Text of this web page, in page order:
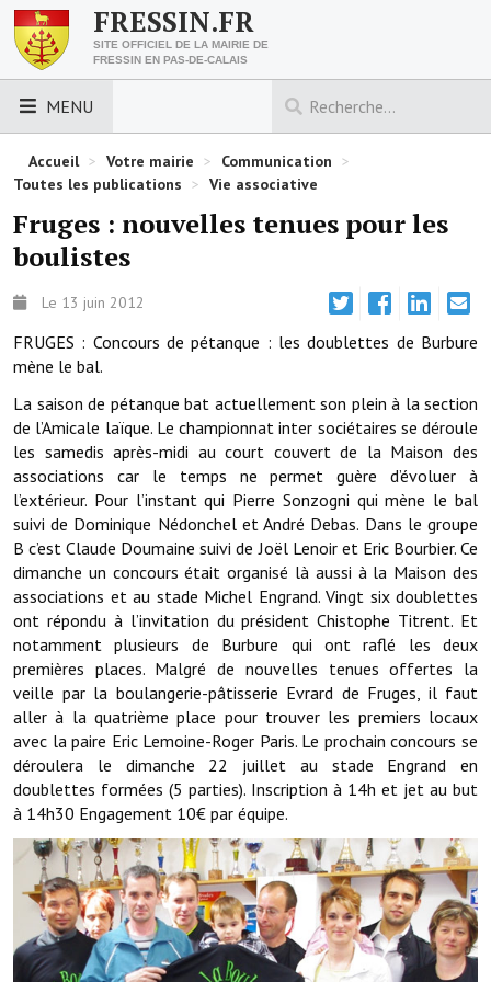
FRESSIN.FR
SITE OFFICIEL DE LA MAIRIE DE
FRESSIN EN PAS-DE-CALAIS
MENU
LES ESSENTIELS
Venir à Fressin
Urbanisme
Nous contacter
Les foulées fressinoises
ACCÈS RAPIDE
Démarches administratives
Projets et travaux en cours
Fêtes et manifestations
Numéros d'urgence
Terrains et maisons à vendre
VOTRE MAIRIE
Elus et agents
L'équipe municipale
Le personnel municipal
Les moyens financiers
Accueil > Votre mairie > Communication >
Toutes les publications > Vie associative
Fruges : nouvelles tenues pour les
boulistes
Le 13 juin 2012
FRUGES : Concours de pétanque : les doublettes de Burbure
mène le bal.
La saison de pétanque bat actuellement son plein à la section
de l’Amicale laïque. Le championnat inter sociétaires se déroule
les samedis après-midi au court couvert de la Maison des
associations car le temps ne permet guère d’évoluer à
l’extérieur. Pour l’instant qui Pierre Sonzogni qui mène le bal
suivi de Dominique Nédonchel et André Debas. Dans le groupe
B c’est Claude Doumaine suivi de Joël Lenoir et Eric Bourbier. Ce
dimanche un concours était organisé là aussi à la Maison des
associations et au stade Michel Engrand. Vingt six doublettes
ont répondu à l’invitation du président Chistophe Titrent. Et
notamment plusieurs de Burbure qui ont raflé les deux
premières places. Malgré de nouvelles tenues offertes la
veille par la boulangerie-pâtisserie Evrard de Fruges, il faut
aller à la quatrième place pour trouver les premiers locaux
avec la paire Eric Lemoine-Roger Paris. Le prochain concours se
déroulera le dimanche 22 juillet au stade Engrand en
doublettes formées (5 parties). Inscription à 14h et jet au but
à 14h30 Engagement 10€ par équipe.